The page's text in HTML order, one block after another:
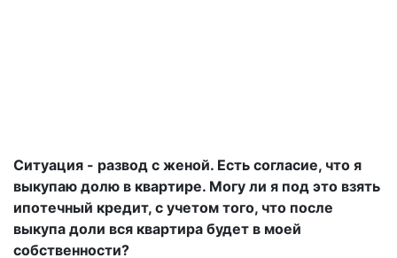
Ситуация - развод с женой. Есть согласие, что я
выкупаю долю в квартире. Могу ли я под это взять
ипотечный кредит, с учетом того, что после
выкупа доли вся квартира будет в моей
собственности?